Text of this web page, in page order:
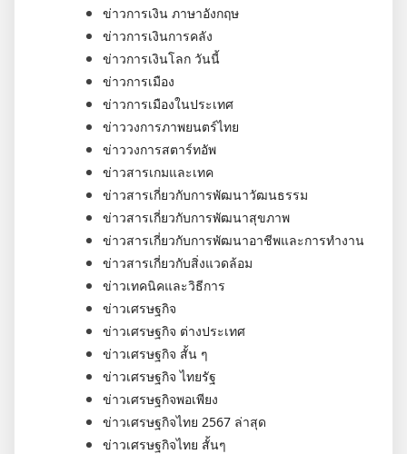
ข่าวการเงิน ภาษาอังกฤษ
ข่าวการเงินการคลัง
ข่าวการเงินโลก วันนี้
ข่าวการเมือง
ข่าวการเมืองในประเทศ
ข่าววงการภาพยนตร์ไทย
ข่าววงการสตาร์ทอัพ
ข่าวสารเกมและเทค
ข่าวสารเกี่ยวกับการพัฒนาวัฒนธรรม
ข่าวสารเกี่ยวกับการพัฒนาสุขภาพ
ข่าวสารเกี่ยวกับการพัฒนาอาชีพและการทำงาน
ข่าวสารเกี่ยวกับสิ่งแวดล้อม
ข่าวเทคนิคและวิธีการ
ข่าวเศรษฐกิจ
ข่าวเศรษฐกิจ ต่างประเทศ
ข่าวเศรษฐกิจ สั้น ๆ
ข่าวเศรษฐกิจ ไทยรัฐ
ข่าวเศรษฐกิจพอเพียง
ข่าวเศรษฐกิจไทย 2567 ล่าสุด
ข่าวเศรษฐกิจไทย สั้นๆ